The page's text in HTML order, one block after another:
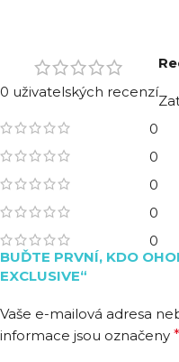
0 uživatelských recenzí
0
0
0
0
0
BUĎTE PRVNÍ, KDO
EXCLUSIVE“
Vaše e-mailová adresa
informace jsou označeny *